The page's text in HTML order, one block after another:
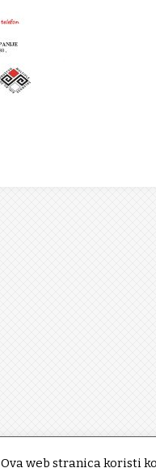
Ova web stranica koristi